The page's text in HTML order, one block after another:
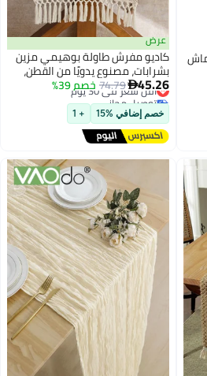
كاديو مفرش طاولة بوهيمي مزين
بشرابات، مصنوع يدويًا من القطن،
ديكور طاولة للمطبخ، مناسب لطاولة
القهوة أو كوشاح للزينة أو كقطعة
ديكور منزلية، مقاس 30 × 220 سم

74.79خصم 39%أقل سعر في 30 يوم
توصيل مجاني
أقل سعر في 30 يوم
خصم إضافي %15 + 1